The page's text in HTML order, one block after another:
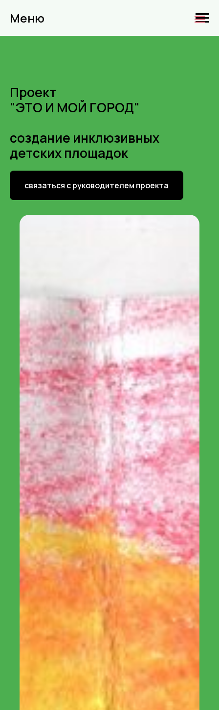
Меню
Проект
"ЭТО И МОЙ ГОРОД"
создание инклюзивных
детских площадок
связаться с руководителем проекта